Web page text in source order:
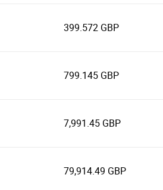
399.572 GBP
799.145 GBP
7,991.45 GBP
79,914.49 GBP